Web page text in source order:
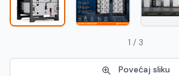
1 / 3
Povećaj sliku